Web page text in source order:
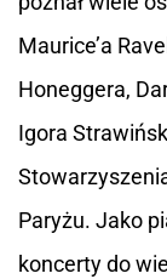
Maurice’a
Honeggera,
Igora
Paryżu. Jako
koncerty do